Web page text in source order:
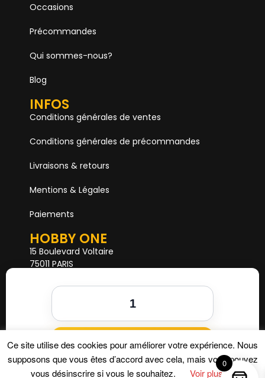
Ajouter au panier
Occasions
Précommandes
Qui sommes-nous?
Blog
INFOS
Conditions générales de ventes
Conditions générales de précommandes
Livraisons & retours
Mentions & Légales
Paiements
HOBBY ONE
15 Boulevard Voltaire
75011 PARIS
Mail. hobby1shop@gmail.com
Tél. 01 402 11 402
NOUS SUIVRE
Ce site utilise des cookies pour améliorer votre expérience. Nous
supposons que vous êtes d’accord avec cela, mais vous pouvez
vous désinscrire si vous le souhaitez.
Voir plus
0